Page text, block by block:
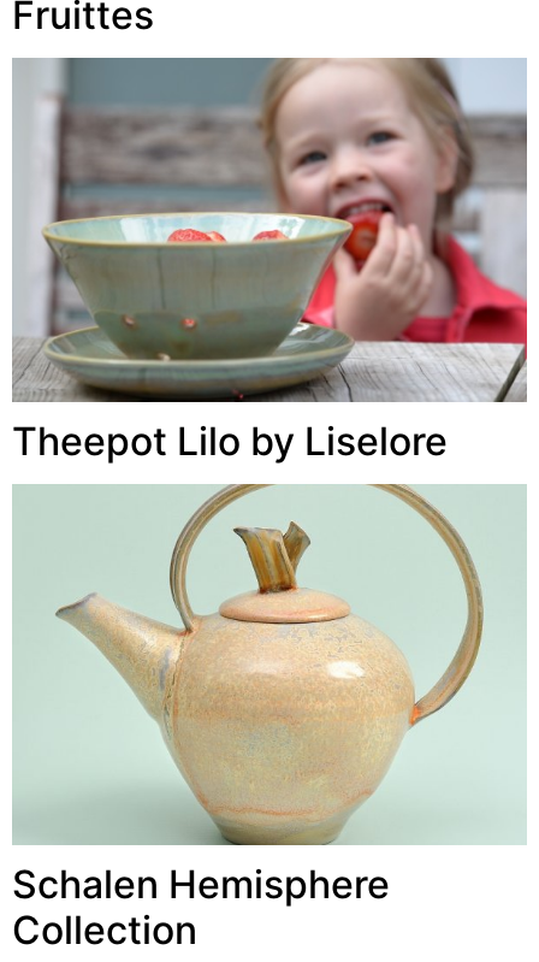
Fruittes
Theepot Lilo by Liselore
Schalen Hemisphere
Collection